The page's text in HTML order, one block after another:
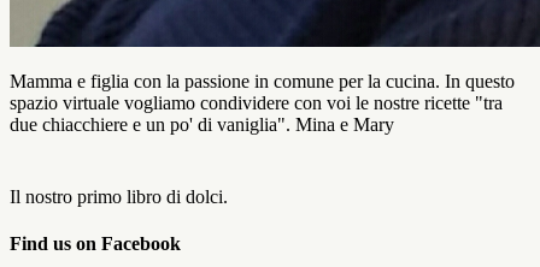
Mamma e figlia con la passione in comune per la cucina. In questo
spazio virtuale vogliamo condividere con voi le nostre ricette "tra
due chiacchiere e un po' di vaniglia". Mina e Mary
Il nostro primo libro di dolci.
Find us on Facebook